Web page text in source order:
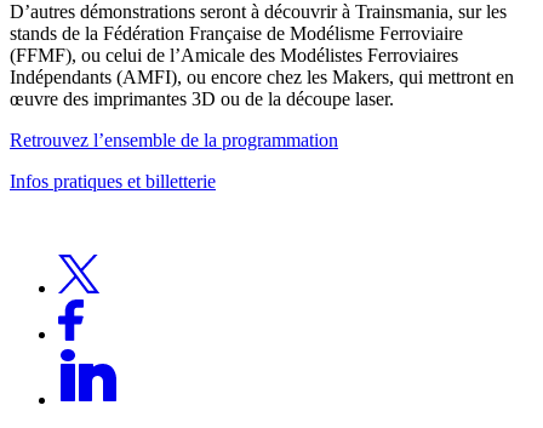
D’autres démonstrations seront à découvrir à Trainsmania, sur les
stands de la Fédération Française de Modélisme Ferroviaire
(FFMF), ou celui de l’Amicale des Modélistes Ferroviaires
Indépendants (AMFI), ou encore chez les Makers, qui mettront en
œuvre des imprimantes 3D ou de la découpe laser.
Retrouvez l’ensemble de la programmation
Infos pratiques et billetterie